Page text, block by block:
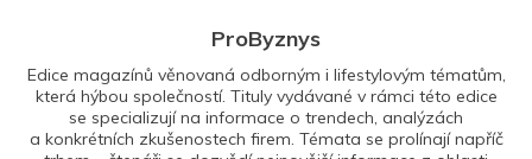
ProByznys
Edice magazínů věnovaná odborným i lifestylovým tématům,
která hýbou společností. Tituly vydávané v rámci této edice
se specializují na informace o trendech, analýzách
a konkrétních zkušenostech firem. Témata se prolínají napříč